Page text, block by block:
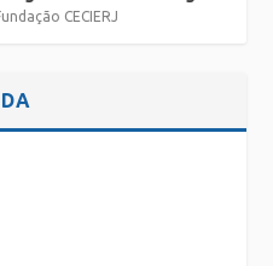
CECIERJ